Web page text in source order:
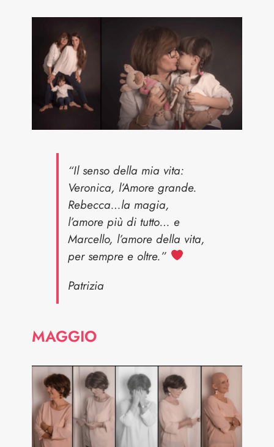
“Il senso della mia vita:
Veronica, l’Amore grande.
Rebecca…la magia,
l’amore più di tutto… e
Marcello, l’amore della vita,
per sempre e oltre.”
Patrizia
MAGGIO